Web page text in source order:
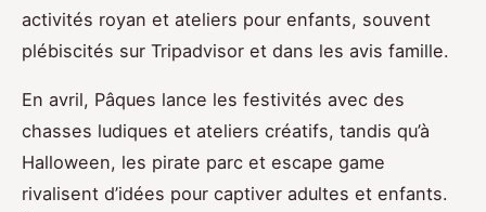
activités royan et ateliers pour enfants, souvent
plébiscités sur Tripadvisor et dans les avis famille.
En avril, Pâques lance les festivités avec des
chasses ludiques et ateliers créatifs, tandis qu’à
Halloween, les pirate parc et escape game
rivalisent d’idées pour captiver adultes et enfants.